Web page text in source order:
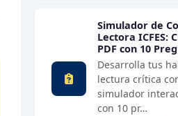
Simulador de
Lectora ICFES:
PDF con 10
Desarrolla tus
lectura crítica
simulador
con 10 pr…